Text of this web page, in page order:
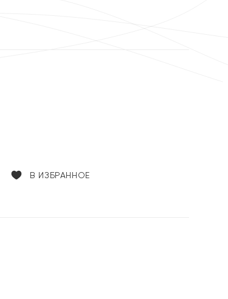
В ИЗБРАННОЕ